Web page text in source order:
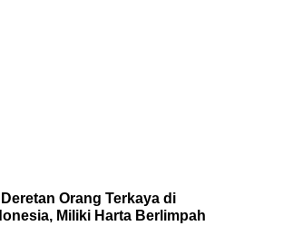
Deretan Orang Terkaya di
Miliki Harta Berlimpah